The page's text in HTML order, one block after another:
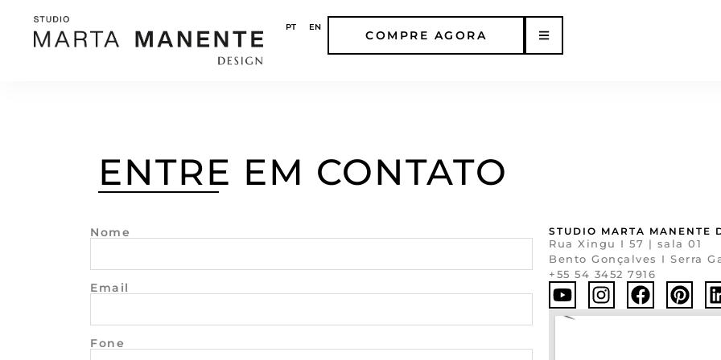
PT EN
COMPRE AGORA
ENTRE EM CONTATO
Nome
Email
Fone
STUDIO MARTA MANENTE
Rua Xingu I 57 | sala 01
Bento Gonçalves I Serra
+55 54 3452 7916